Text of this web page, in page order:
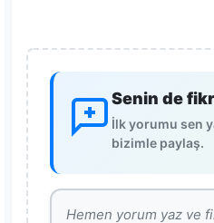
Senin de
İlk yorumu sen
bizimle paylaş.